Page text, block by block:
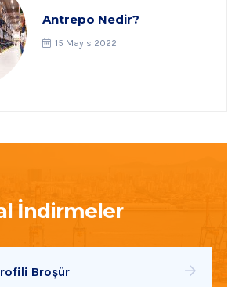
Antrepo Nedir?
15 Mayıs 2022
İndirmeler
Broşür